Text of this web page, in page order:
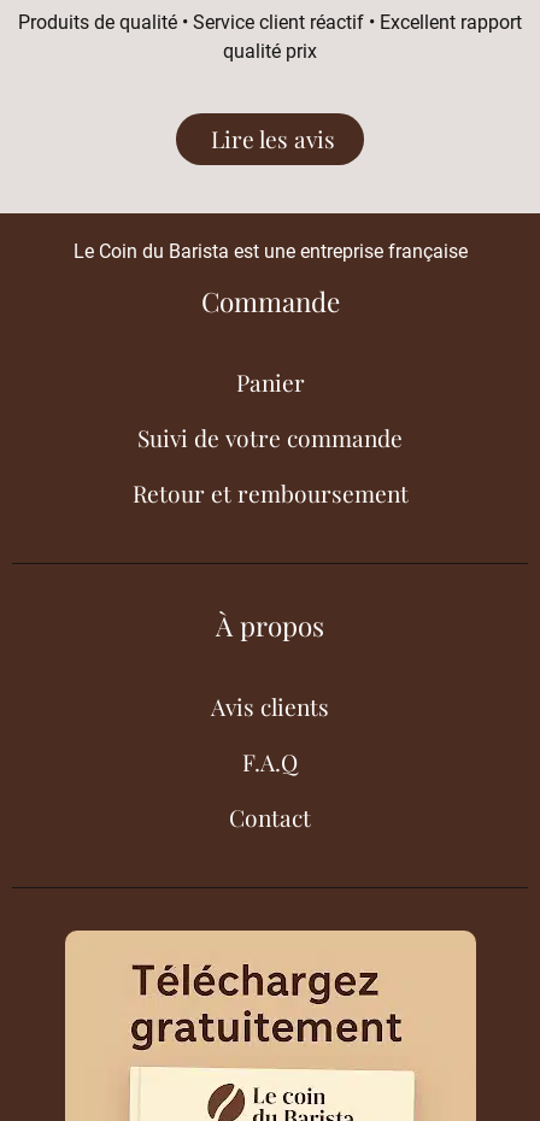
Produits de qualité • Service client réactif • Excellent rapport
qualité prix
Lire les avis
Le Coin du Barista est une entreprise française
Commande
Panier
Suivi de votre commande
Retour et remboursement
À propos
Avis clients
F.A.Q
Contact